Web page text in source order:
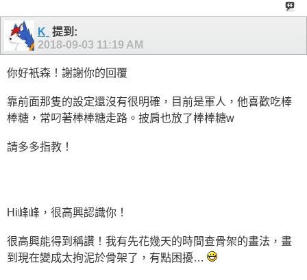
Kˍ 提到:
2018-09-03 11:19 AM
你好衹森！謝謝你的回覆
靠前面那隻的設定還沒有很明確，目前是軍人，他喜歡吃棒
棒糖，常叼著棒棒糖走路。披肩也放了棒棒糖w
請多多指教！
Hi峰峰，很高興認識你！
很高興能得到稱讚！我有先花幾天的時間查骨架的畫法，畫
到現在變成太拘泥於骨架了，有點困擾…